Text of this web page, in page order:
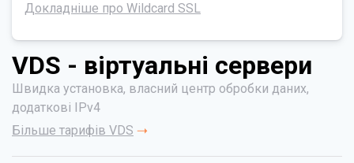
Докладніше про Wildcard SSL
VDS - віртуальні сервери
Швидка установка, власний центр обробки даних,
додаткові IPv4
Більше тарифів VDS